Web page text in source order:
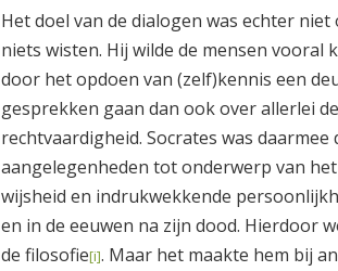
Het doel van de dialogen was echter
niets wisten. Hij wilde de mensen
door het opdoen van (zelf)kennis een
gesprekken gaan dan ook over allerlei
rechtvaardigheid. Socrates was
aangelegenheden tot onderwerp van
wijsheid en indrukwekkende
en in de eeuwen na zijn dood. Hierdoor
de filosofie[i]. Maar het maakte hem bij